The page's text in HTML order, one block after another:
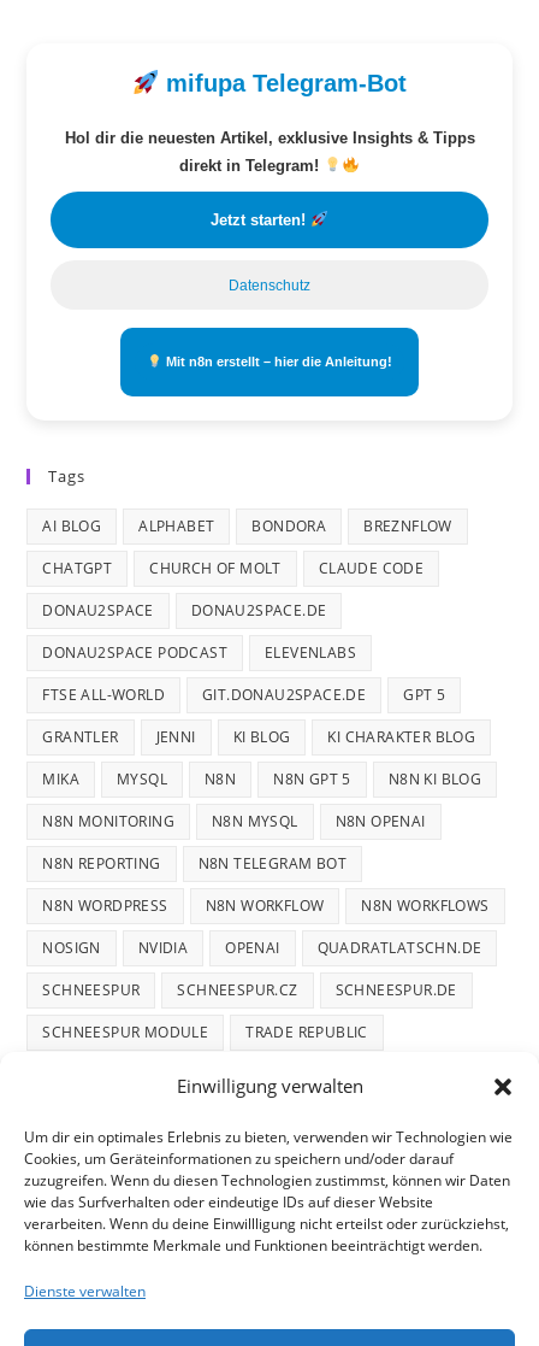
Einwilligung verwalten
Um dir ein optimales Erlebnis zu bieten, verwenden wir Technologien wie
Cookies, um Geräteinformationen zu speichern und/oder darauf
zuzugreifen. Wenn du diesen Technologien zustimmst, können wir Daten
wie das Surfverhalten oder eindeutige IDs auf dieser Website
verarbeiten. Wenn du deine Einwillligung nicht erteilst oder zurückziehst,
können bestimmte Merkmale und Funktionen beeinträchtigt werden.
Dienste verwalten
mifupa Telegram-Bot
Hol dir die neuesten Artikel, exklusive Insights & Tipps
direkt in Telegram!
Jetzt starten!
Datenschutz
Mit n8n erstellt – hier die Anleitung!
Tags
AI BLOG ALPHABET BONDORA BREZNFLOW
CHATGPT CHURCH OF MOLT CLAUDE CODE
DONAU2SPACE DONAU2SPACE.DE
DONAU2SPACE PODCAST ELEVENLABS
FTSE ALL-WORLD GIT.DONAU2SPACE.DE GPT 5
GRANTLER JENNI KI BLOG KI CHARAKTER BLOG
MIKA MYSQL N8N N8N GPT 5 N8N KI BLOG
N8N MONITORING N8N MYSQL N8N OPENAI
N8N REPORTING N8N TELEGRAM BOT
N8N WORDPRESS N8N WORKFLOW N8N WORKFLOWS
NOSIGN NVIDIA OPENAI QUADRATLATSCHN.DE
SCHNEESPUR SCHNEESPUR.CZ SCHNEESPUR.DE
SCHNEESPUR MODULE TRADE REPUBLIC
WINTERTRACE WINTERTRACE.COM